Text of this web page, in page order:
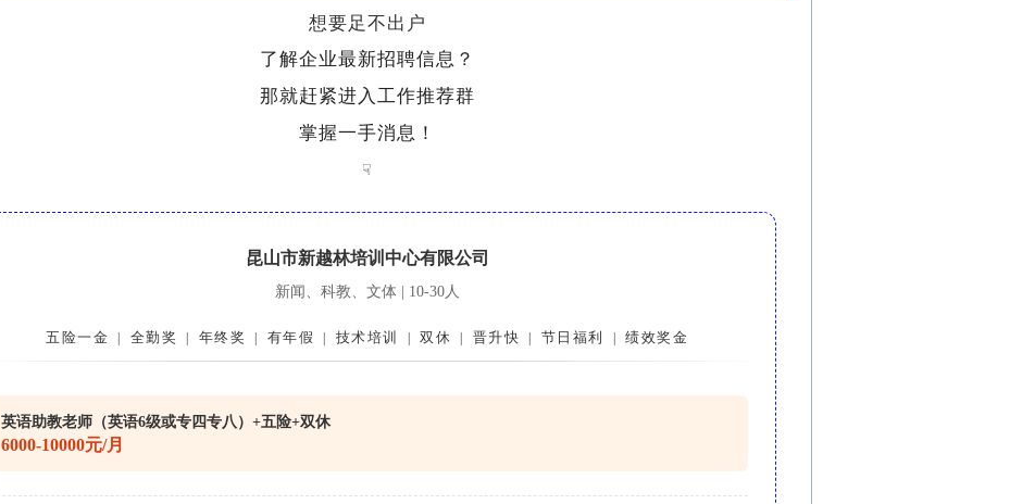
想要足不出户
了解企业最新招聘信息？
那就赶紧进入工作推荐群
掌握一手消息！
☟
昆山市新越林培训中心有限公司
新闻、科教、文体 | 10-30人
五险一金 | 全勤奖 | 年终奖 | 有年假 | 技术培训 | 双休 | 晋升快 | 节日福利 | 绩效奖金
英语助教老师（英语6级或专四专八）+五险+双休
6000-10000元/月